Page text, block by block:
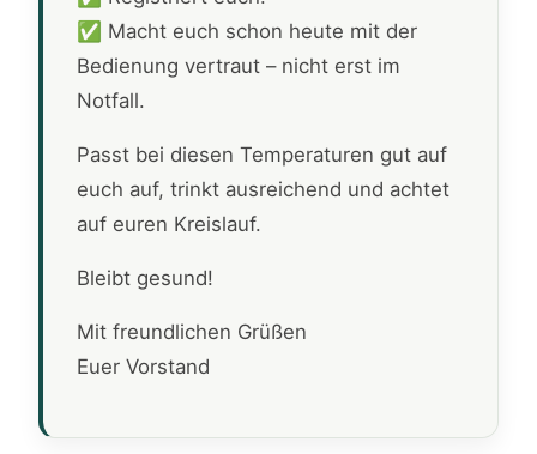
✅ Macht euch schon heute mit der
Bedienung vertraut – nicht erst im
Notfall.
Passt bei diesen Temperaturen gut auf
euch auf, trinkt ausreichend und achtet
auf euren Kreislauf.
Bleibt gesund!
Mit freundlichen Grüßen
Euer Vorstand